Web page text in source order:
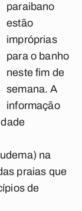
paraibano
estão
impróprias
para o banho
neste fim de
semana. A
informação
na
praias que
de